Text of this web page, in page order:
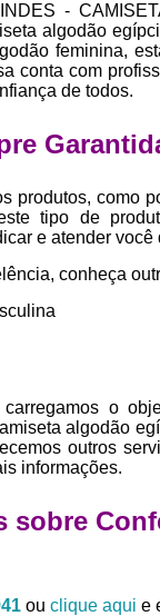
-
algodão
feminina,
conta com
de todos.
produtos, como
tipo de
e atender
conheça
o
algodão
outros
informações.
sobre
ou clique aqui e